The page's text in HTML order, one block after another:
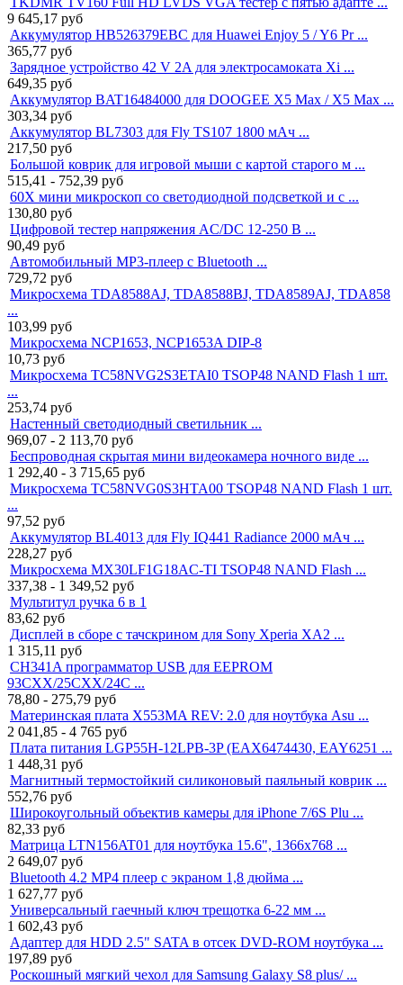
9 645,17 руб
Аккумулятор HB526379EBC для Huawei Enjoy 5 / Y6 Pr ...
365,77 руб
Зарядное устройство 42 V 2A для электросамоката Xi ...
649,35 руб
Аккумулятор BAT16484000 для DOOGEE X5 Max / X5 Max ...
303,34 руб
Аккумулятор BL7303 для Fly TS107 1800 мАч ...
217,50 руб
Большой коврик для игровой мыши с картой старого м ...
515,41 - 752,39 руб
60X мини микроскоп со светодиодной подсветкой и с ...
130,80 руб
Цифровой тестер напряжения AC/DC 12-250 В ...
90,49 руб
Автомобильный MP3-плеер с Bluetooth ...
729,72 руб
Микросхема TDA8588AJ, TDA8588BJ, TDA8589AJ, TDA858
...
103,99 руб
Микросхема NCP1653, NCP1653A DIP-8
10,73 руб
Микросхема TC58NVG2S3ETAI0 TSOP48 NAND Flash 1 шт.
...
253,74 руб
Настенный светодиодный светильник ...
969,07 - 2 113,70 руб
Беспроводная скрытая мини видеокамера ночного виде ...
1 292,40 - 3 715,65 руб
Микросхема TC58NVG0S3HTA00 TSOP48 NAND Flash 1 шт.
...
97,52 руб
Аккумулятор BL4013 для Fly IQ441 Radiance 2000 мАч ...
228,27 руб
Микросхема MX30LF1G18AC-TI TSOP48 NAND Flash ...
337,38 - 1 349,52 руб
Мультитул ручка 6 в 1
83,62 руб
Дисплей в сборе с тачскрином для Sony Xperia XA2 ...
1 315,11 руб
CH341A программатор USB для EEPROM
93CXX/25CXX/24C ...
78,80 - 275,79 руб
Материнская плата X553MA REV: 2.0 для ноутбука Asu ...
2 041,85 - 4 765 руб
Плата питания LGP55H-12LPB-3P (EAX6474430, EAY6251 ...
1 448,31 руб
Магнитный термостойкий силиконовый паяльный коврик ...
552,76 руб
Широкоугольный объектив камеры для iPhone 7/6S Plu ...
82,33 руб
Матрица LTN156AT01 для ноутбука 15.6", 1366x768 ...
2 649,07 руб
Bluetooth 4.2 MP4 плеер с экраном 1,8 дюйма ...
1 627,77 руб
Универсальный гаечный ключ трещотка 6-22 мм ...
1 602,43 руб
Адаптер для HDD 2.5" SATA в отсек DVD-ROM ноутбука ...
197,89 руб
Роскошный мягкий чехол для Samsung Galaxy S8 plus/ ...